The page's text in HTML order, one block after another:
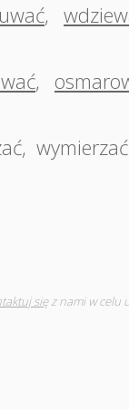
,
,
, wymierzać
sięz nami w celu